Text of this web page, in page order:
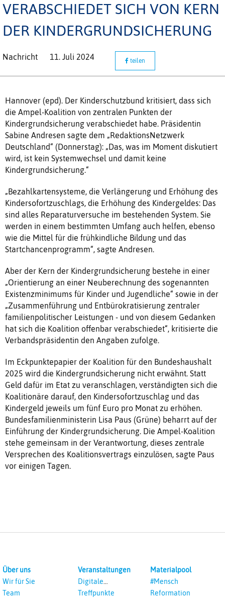
VERABSCHIEDET SICH VON KERN
DER KINDERGRUNDSICHERUNG
Nachricht 11. Juli 2024 teilen
Hannover (epd). Der Kinderschutzbund kritisiert, dass sich
die Ampel-Koalition von zentralen Punkten der
Kindergrundsicherung verabschiedet habe. Präsidentin
Sabine Andresen sagte dem „RedaktionsNetzwerk
Deutschland“ (Donnerstag): „Das, was im Moment diskutiert
wird, ist kein Systemwechsel und damit keine
Kindergrundsicherung.“
„Bezahlkartensysteme, die Verlängerung und Erhöhung des
Kindersofortzuschlags, die Erhöhung des Kindergeldes: Das
sind alles Reparaturversuche im bestehenden System. Sie
werden in einem bestimmten Umfang auch helfen, ebenso
wie die Mittel für die frühkindliche Bildung und das
Startchancenprogramm“, sagte Andresen.
Aber der Kern der Kindergrundsicherung bestehe in einer
„Orientierung an einer Neuberechnung des sogenannten
Existenzminimums für Kinder und Jugendliche“ sowie in der
„Zusammenführung und Entbürokratisierung zentraler
familienpolitischer Leistungen - und von diesem Gedanken
hat sich die Koalition offenbar verabschiedet“, kritisierte die
Verbandspräsidentin den Angaben zufolge.
Im Eckpunktepapier der Koalition für den Bundeshaushalt
2025 wird die Kindergrundsicherung nicht erwähnt. Statt
Geld dafür im Etat zu veranschlagen, verständigten sich die
Koalitionäre darauf, den Kindersofortzuschlag und das
Kindergeld jeweils um fünf Euro pro Monat zu erhöhen.
Bundesfamilienministerin Lisa Paus (Grüne) beharrt auf der
Einführung der Kindergrundsicherung. Die Ampel-Koalition
stehe gemeinsam in der Verantwortung, dieses zentrale
Versprechen des Koalitionsvertrags einzulösen, sagte Paus
vor einigen Tagen.
Über uns
Wir für Sie
Team
Veranstaltungen
Digitale
Veranstaltungen
Treffpunkte
Materialpool
#Mensch
Reformation